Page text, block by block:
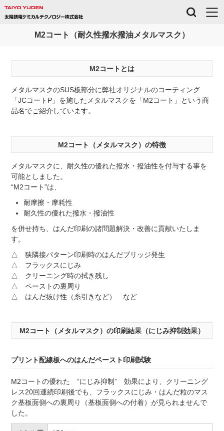
M2コート（耐久性撥水撥油メタルマスク）
M2コートとは
メタルマスクのSUS板部分に弊社オリジナルのコーティング
「JCコートP」を施したメタルマスクを「M2コート」という商
品名でご紹介しています。
M2コート（メタルマスク）の特徴
メタルマスクに、耐久性の優れた撥水・撥油性を付与する事を
可能としました。
“M2コート”は、
耐摩擦・摩耗性
耐久性の優れた撥水・撥油性
を併せ持ち、はんだ印刷の諸問題解決・改善に貢献いたしま
す。
△ 狭隣接パターン印刷時のはんだブリッジ発生
△ フラックスにじみ
△ クリーニング時の拭き残し
△ ペーストの裏周り
△ はんだ抜け性（糸引きなど） など
M2コート（メタルマスク）の印刷結果（にじみ抑制効果）
プリント配線板へのはんだペースト印刷試験
M2コートの優れた “にじみ抑制” 効果により、クリーニング
レス20回連続印刷後でも、フラックスにじみ・はんだ粒のマス
ク基板面側への裏周り（基板面側への付着）が見られませんで
した。